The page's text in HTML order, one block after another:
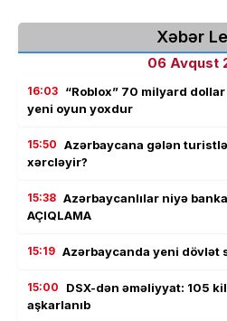
Xəbər
06 Avqust
16:03 “Roblox” 70 milyard
yeni oyun yoxdur
15:50 Azərbaycana gələn
xərcləyir?
15:38 Azərbaycanlılar niyə
AÇIQLAMA
15:19 Azərbaycanda yeni dövlət
15:00
DSX-dən əməliyyat: 105
aşkarlanıb